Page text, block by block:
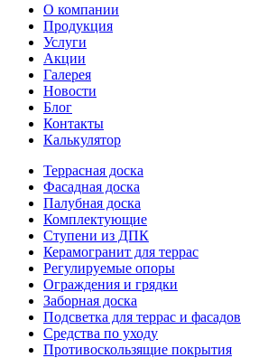
О компании
Продукция
Услуги
Акции
Галерея
Новости
Блог
Контакты
Калькулятор
Террасная доска
Фасадная доска
Палубная доска
Комплектующие
Ступени из ДПК
Керамогранит для террас
Регулируемые опоры
Ограждения и грядки
Заборная доска
Подсветка для террас и фасадов
Средства по уходу
Противоскользящие покрытия